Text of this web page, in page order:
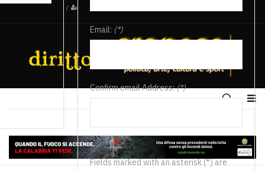
/
Email: (*)
Confirm email Address:(*)
Fields marked with an asterisk (*) are